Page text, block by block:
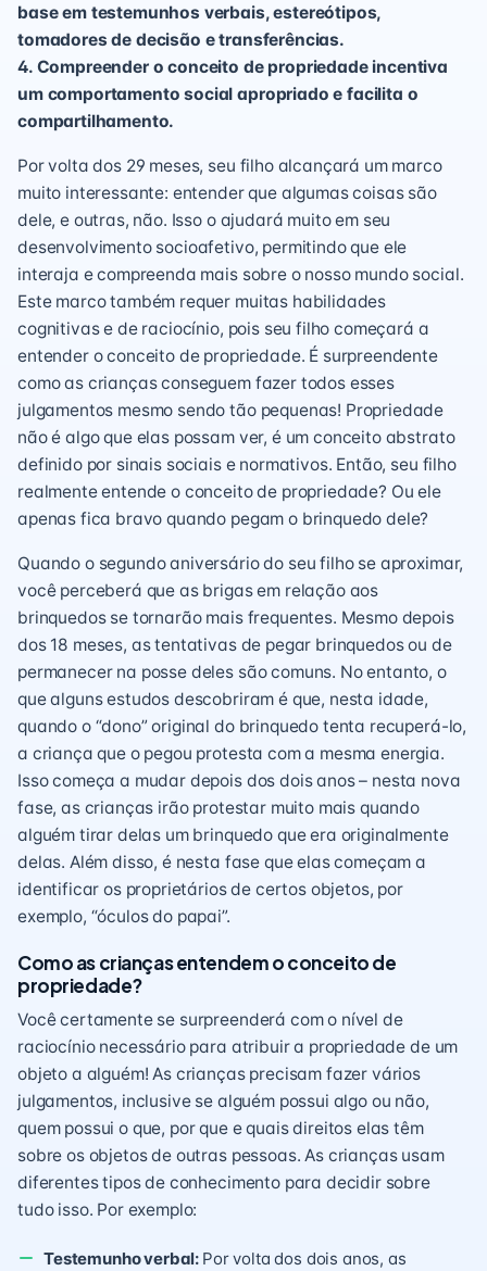
base em testemunhos verbais, estereótipos,
tomadores de decisão e transferências.
4. Compreender o conceito de propriedade incentiva
um comportamento social apropriado e facilita o
compartilhamento.
Por volta dos 29 meses, seu filho alcançará um marco
muito interessante: entender que algumas coisas são
dele, e outras, não. Isso o ajudará muito em seu
desenvolvimento socioafetivo, permitindo que ele
interaja e compreenda mais sobre o nosso mundo social.
Este marco também requer muitas habilidades
cognitivas e de raciocínio, pois seu filho começará a
entender o conceito de propriedade. É surpreendente
como as crianças conseguem fazer todos esses
julgamentos mesmo sendo tão pequenas! Propriedade
não é algo que elas possam ver, é um conceito abstrato
definido por sinais sociais e normativos. Então, seu filho
realmente entende o conceito de propriedade? Ou ele
apenas fica bravo quando pegam o brinquedo dele?
Quando o segundo aniversário do seu filho se aproximar,
você perceberá que as brigas em relação aos
brinquedos se tornarão mais frequentes. Mesmo depois
dos 18 meses, as tentativas de pegar brinquedos ou de
permanecer na posse deles são comuns. No entanto, o
que alguns estudos descobriram é que, nesta idade,
quando o “dono” original do brinquedo tenta recuperá-lo,
a criança que o pegou protesta com a mesma energia.
Isso começa a mudar depois dos dois anos – nesta nova
fase, as crianças irão protestar muito mais quando
alguém tirar delas um brinquedo que era originalmente
delas. Além disso, é nesta fase que elas começam a
identificar os proprietários de certos objetos, por
exemplo, “óculos do papai”.
Como as crianças entendem o conceito de
propriedade?
Você certamente se surpreenderá com o nível de
raciocínio necessário para atribuir a propriedade de um
objeto a alguém! As crianças precisam fazer vários
julgamentos, inclusive se alguém possui algo ou não,
quem possui o que, por que e quais direitos elas têm
sobre os objetos de outras pessoas. As crianças usam
diferentes tipos de conhecimento para decidir sobre
tudo isso. Por exemplo:
Testemunho verbal: Por volta dos dois anos, as